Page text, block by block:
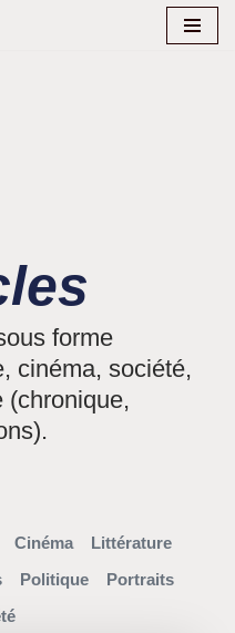
forme
cinéma, société,
(chronique,
Cinéma
Littérature
Politique
Portraits